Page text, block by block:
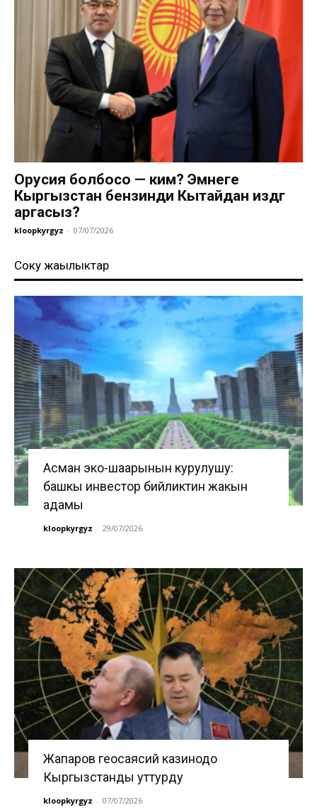
Орусия болбосо — ким? Эмнеге
Кыргызстан бензинди Кытайдан издөөгө
аргасыз?
kloopkyrgyz - 07/07/2026
Соңку жаңылыктар
Асман эко-шаарынын курулушу:
башкы инвестор бийликтин жакын
адамы
kloopkyrgyz - 29/07/2026
Жапаров геосаясий казинодо
Кыргызстанды уттурду
kloopkyrgyz - 07/07/2026